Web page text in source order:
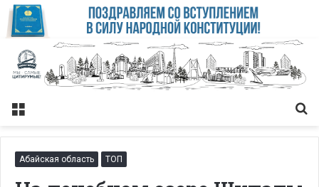
Меню
Абайская область ТОП